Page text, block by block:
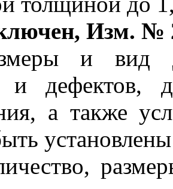
Изм. №
и вид
и дефектов,
а также